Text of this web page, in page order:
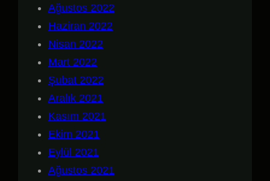
Ağustos 2022
Haziran 2022
Nisan 2022
Mart 2022
Şubat 2022
Aralık 2021
Kasım 2021
Ekim 2021
Eylül 2021
Ağustos 2021